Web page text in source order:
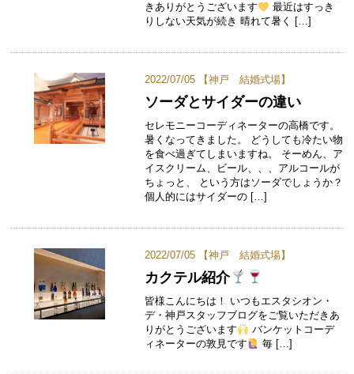
きありがとうございます
最近はすっき
りしない天気が続き 晴れて暑く […]
2022/07/05 【神戸 結婚式場】
ソーダとサイダーの違い
セレモニーコーディネーターの高橋です。
暑くなってきました。 どうしても冷たい物
を食べ過ぎてしまいますね。 そーめん、ア
イスクリーム、ビール、、、アルコールが
ちょっと、 という方はソーダでしょうか？
個人的にはサイダーの […]
2022/07/05 【神戸 結婚式場】
カクテル紹介
皆様こんにちは！ いつもエスタシオン・
デ・神戸スタッフブログをご覧いただきあ
りがとうございます
バンケットコーデ
ィネーターの敦見です
毎 […]